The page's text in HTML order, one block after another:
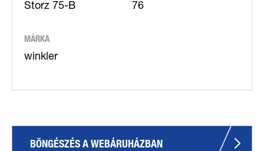
Storz 75-B 76
MÁRKA
winkler
BÖNGÉSZÉS A WEBÁRUHÁZBAN